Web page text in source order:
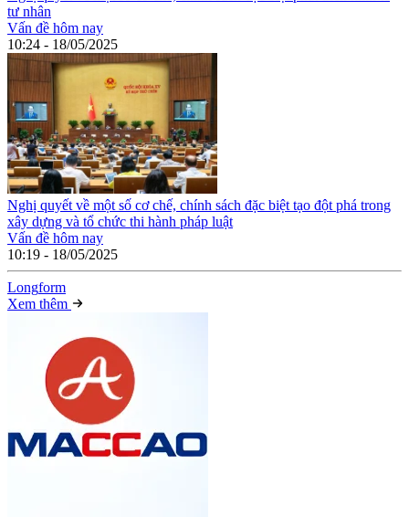
tư nhân
Vấn đề hôm nay
10:24 - 18/05/2025
Nghị quyết về một số cơ chế, chính sách đặc biệt tạo đột phá trong
xây dựng và tổ chức thi hành pháp luật
Vấn đề hôm nay
10:19 - 18/05/2025
Longform
Xem thêm